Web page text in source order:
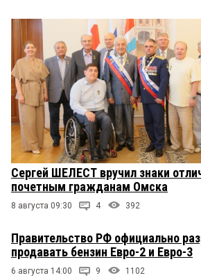
Сергей ШЕЛЕСТ вручил знаки
почетным гражданам Омска
8 августа 09:30 4 392
Правительство РФ официально
продавать бензин Евро-2 и Евро-3
6 августа 14:00 9 1102